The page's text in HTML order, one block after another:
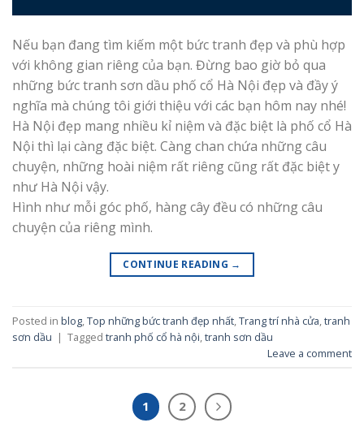
Nếu bạn đang tìm kiếm một bức tranh đẹp và phù hợp
với không gian riêng của bạn. Đừng bao giờ bỏ qua
những bức tranh sơn dầu phố cổ Hà Nội đẹp và đầy ý
nghĩa mà chúng tôi giới thiệu với các bạn hôm nay nhé!
Hà Nội đẹp mang nhiều kỉ niệm và đặc biệt là phố cổ Hà
Nội thì lại càng đặc biệt. Càng chan chứa những câu
chuyện, những hoài niệm rất riêng cũng rất đặc biệt y
như Hà Nội vậy.
Hình như mỗi góc phố, hàng cây đều có những câu
chuyện của riêng mình.
CONTINUE READING →
Posted in blog,Top những bức tranh đẹp nhất,Trang trí nhà cửa,tranh
sơn dầu | Tagged tranh phố cổ hà nội,tranh sơn dầu
Leave a comment
1 2